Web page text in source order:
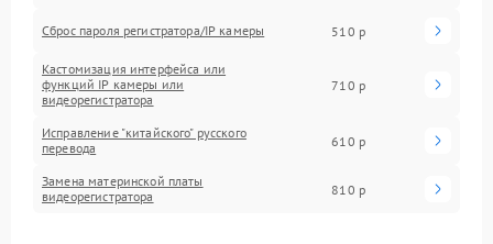
Сброс пароля регистратора/IP камеры 510 р
Кастомизация интерфейса или
функций IP камеры или
видеорегистратора
710 р
Исправление "китайского" русского
перевода
610 р
Замена материнской платы
видеорегистратора
810 р